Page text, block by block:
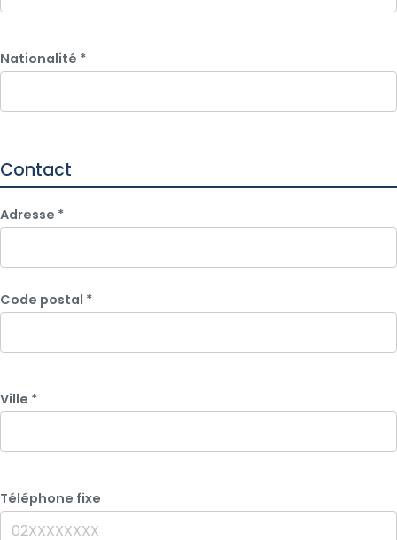
Nationalité *
Contact
Adresse *
Code postal *
Ville *
Téléphone fixe